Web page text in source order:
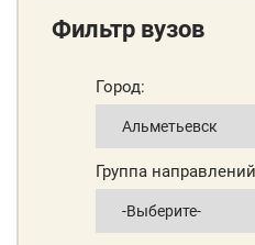
Фильтр вузов
Город:
Группа